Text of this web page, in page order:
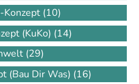
Konzept (10)
(KuKo) (14)
(29)
(Bau Dir Was) (16)